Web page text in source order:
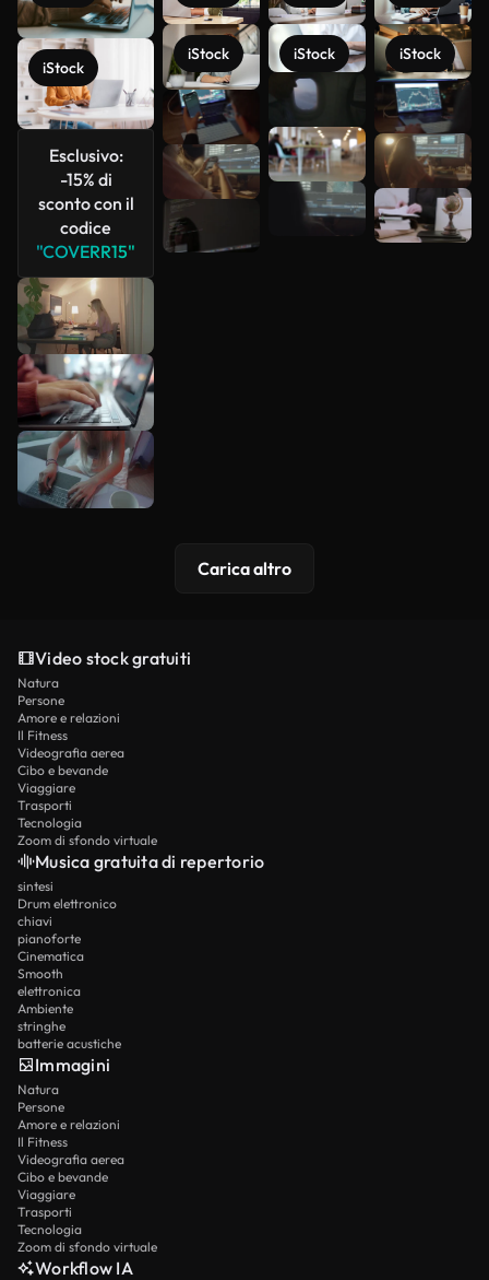
iStock
Esclusivo:
-15% di
sconto con il
codice
"COVERR15"
iStock iStock iStock
Scopri di
più
Carica altro
Video stock gratuiti
Natura
Persone
Amore e relazioni
Il Fitness
Videografia aerea
Cibo e bevande
Viaggiare
Trasporti
Tecnologia
Zoom di sfondo virtuale
Musica gratuita di repertorio
sintesi
Drum elettronico
chiavi
pianoforte
Cinematica
Smooth
elettronica
Ambiente
stringhe
batterie acustiche
Immagini
Natura
Persone
Amore e relazioni
Il Fitness
Videografia aerea
Cibo e bevande
Viaggiare
Trasporti
Tecnologia
Zoom di sfondo virtuale
Workflow IA